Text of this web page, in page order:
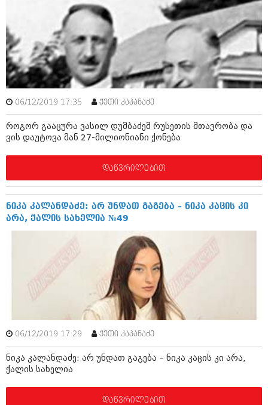
მედიცინა
სპორტი
კადრს მიღმა
ავტორჩევები
ბელადები
გვარები
თემიდას სასწორი
იუმორი
კალეიდოსკოპი
ჰოროსკოპი და შეუცნობელი
კრიმინალი
რომანი და დეტექტივი
სახალისო ამბები
შოუბიზნესი
კულინარია
ავტორჩევები
ბელადები
ბიზნესსიახლეები
გვარები
თემიდას სასწორი
კალეიდოსკოპი
ჰოროსკოპი და შეუცნობელი
კრიმინალი
რომანი და დეტექტივი
სახალისო ამბები
დაიჯესტი
ქალი და მამაკაცი
ისტორია
06/12/2019 17:35 ქეთი კაპანაძე
როგორ გააცურა ვასილ დუმბაძემ რუსეთის მთავრობა და
ვის დაუტოვა მან 27-მილიონიანი ქონება
დაწვრილებით
ნიკა კალანდაძე: არ უნდათ გაგება – ნიკა კაცის კი
არა, ქალის სახელია №49
06/12/2019 17:29 ქეთი კაპანაძე
ნიკა კალანდაძე: არ უნდათ გაგება – ნიკა კაცის კი არა,
ქალის სახელია
დაწვრილებით